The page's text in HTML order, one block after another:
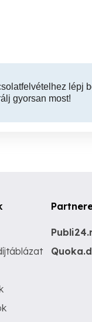
lépj
gyorsan most!